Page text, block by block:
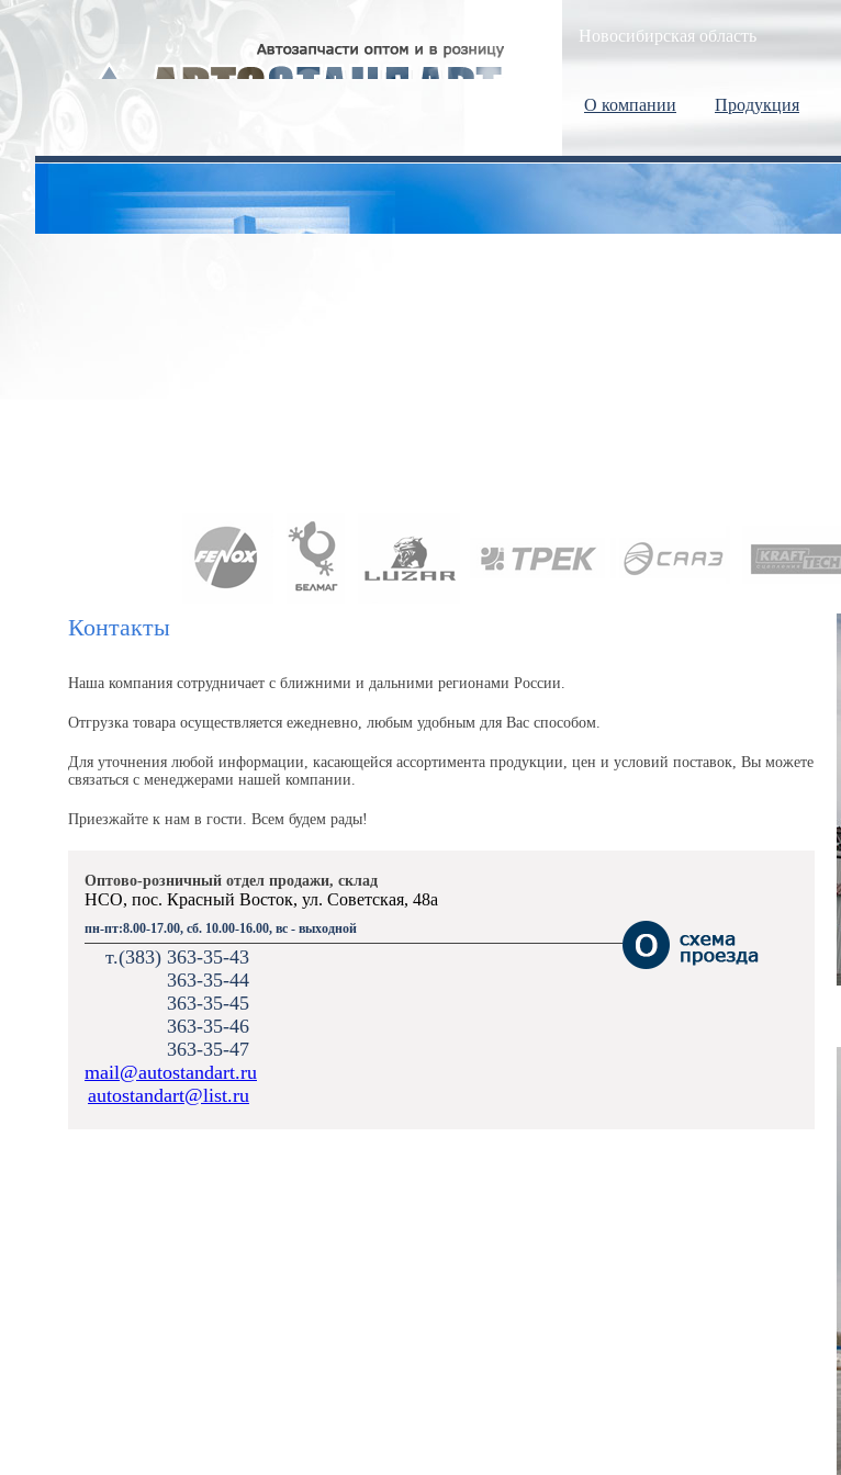
О компании Продукция
Новосибирская область
Контакты
Наша компания сотрудничает с ближними и дальними регионами России.
Отгрузка товара осуществляется ежедневно, любым удобным для Вас способом.
Для уточнения любой информации, касающейся ассортимента продукции, цен и условий поставок, Вы можете
связаться с менеджерами нашей компании.
Приезжайте к нам в гости. Всем будем рады!
Оптово-розничный отдел продажи, склад
НСО, пос. Красный Восток, ул. Советская, 48а
пн-пт:8.00-17.00, сб. 10.00-16.00, вс - выходной
т.(383) 363-35-43
363-35-44
363-35-45
363-35-46
363-35-47
mail@autostandart.ru
autostandart@list.ru